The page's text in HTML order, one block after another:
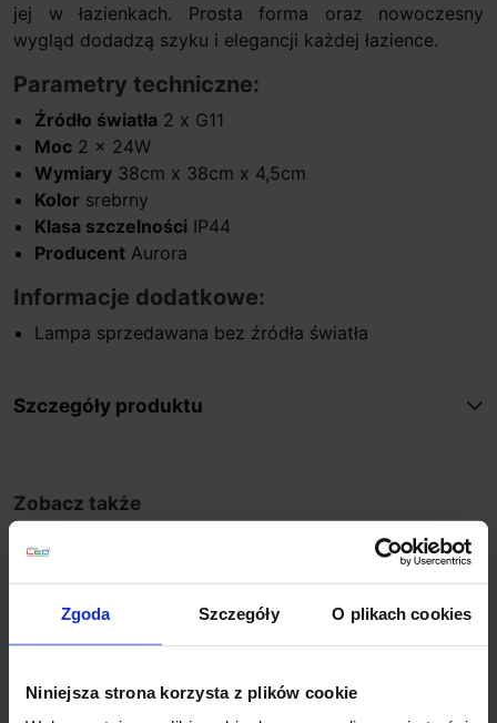
Zgoda Szczegóły O plikach cookies
Niniejsza strona korzysta z plików cookie
jej w łazienkach. Prosta forma oraz nowoczesny
wygląd dodadzą szyku i elegancji każdej łazience.
Parametry techniczne:
Źródło światła 2 x G11
Moc 2 x 24W
Wymiary 38cm x 38cm x 4,5cm
Kolor srebrny
Klasa szczelności IP44
Producent Aurora
Informacje dodatkowe:
Lampa sprzedawana bez źródła światła
Szczegóły produktu
Zobacz także